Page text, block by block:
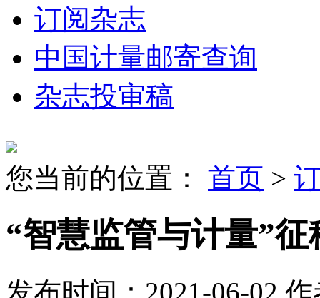
订阅杂志
中国计量邮寄查询
杂志投审稿
您当前的位置： 首页 >
“智慧监管与计量”征
发布时间：2021-06-02 作